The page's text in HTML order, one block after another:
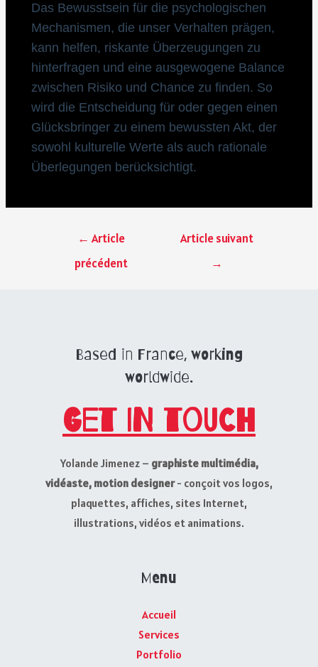
Das Bewusstsein für die psychologischen
Mechanismen, die unser Verhalten prägen,
kann helfen, riskante Überzeugungen zu
hinterfragen und eine ausgewogene Balance
zwischen Risiko und Chance zu finden. So
wird die Entscheidung für oder gegen einen
Glücksbringer zu einem bewussten Akt, der
sowohl kulturelle Werte als auch rationale
Überlegungen berücksichtigt.
← Article
précédent
Article suivant
→
Based in France, working
worldwide.
Get in touch
Yolande Jimenez – graphiste multimédia,
vidéaste, motion designer- conçoit vos logos,
plaquettes, affiches, sites Internet,
illustrations, vidéos et animations.
Menu
Accueil
Services
Portfolio